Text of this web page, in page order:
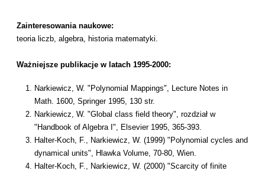
Zainteresowania naukowe:
teoria liczb, algebra, historia matematyki.
Ważniejsze publikacje w latach 1995-2000:
Narkiewicz, W. "Polynomial Mappings", Lecture Notes in
Math. 1600, Springer 1995, 130 str.
Narkiewicz, W. "Global class field theory", rozdział w
"Handbook of Algebra I", Elsevier 1995, 365-393.
Halter-Koch, F., Narkiewicz, W. (1999) "Polynomial cycles and
dynamical units", Hlawka Volume, 70-80, Wien.
Halter-Koch, F., Narkiewicz, W. (2000) "Scarcity of finite